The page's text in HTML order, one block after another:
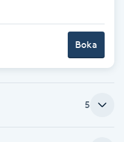
Boka
5